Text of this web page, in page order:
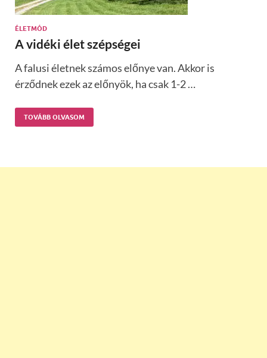
ÉLETMÓD
A vidéki élet szépségei
A falusi életnek számos előnye van. Akkor is
érződnek ezek az előnyök, ha csak 1-2 …
TOVÁBB OLVASOM